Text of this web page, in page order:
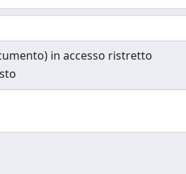
in accesso ristretto